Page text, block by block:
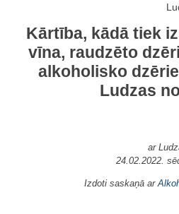
Kārtība, kādā tiek
vīna, raudzēto
alkoholisko
Ludzas
ar
24.02.2022.
Izdoti saskaņā ar